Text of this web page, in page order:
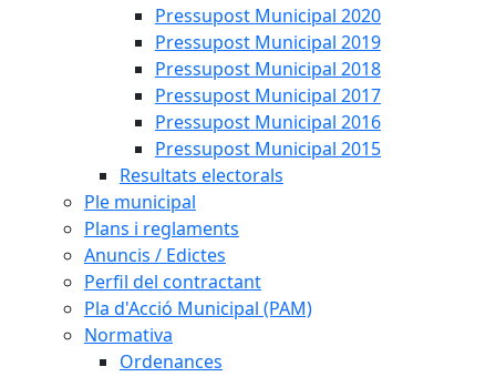
Pressupost Municipal 2020
Pressupost Municipal 2019
Pressupost Municipal 2018
Pressupost Municipal 2017
Pressupost Municipal 2016
Pressupost Municipal 2015
Resultats electorals
Ple municipal
Plans i reglaments
Anuncis / Edictes
Perfil del contractant
Pla d'Acció Municipal (PAM)
Normativa
Ordenances